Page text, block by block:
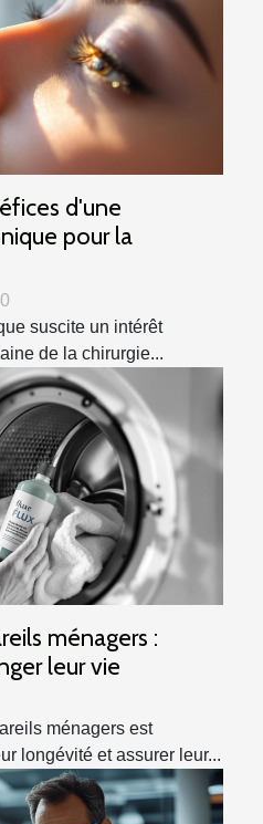
d'une
pour la
suscite un intérêt
de la chirurgie...
ménagers :
leur vie
ménagers est
longévité et assurer leur...